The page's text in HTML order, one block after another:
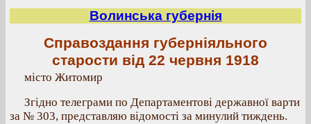
Волинська губернія
Справоздання губерніяльного
старости від 22 червня 1918
місто Житомир
Згідно телеграми по Департаментові державної варти
за № 303, представляю відомості за минулий тиждень.